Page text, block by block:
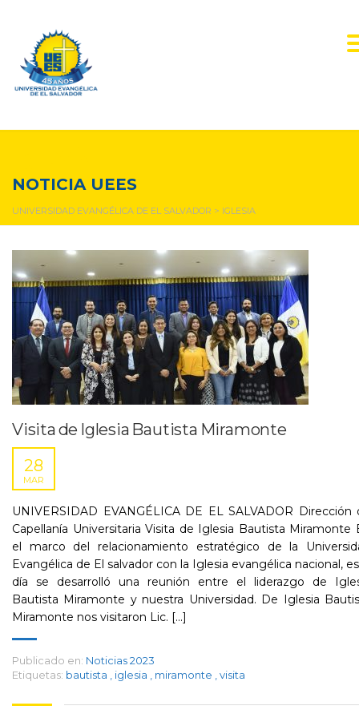
NOTICIA UEES
UNIVERSIDAD EVANGÉLICA DE EL SALVADOR > IGLESIA
Visita de Iglesia Bautista Miramonte
28
MAR
UNIVERSIDAD EVANGÉLICA DE EL SALVADOR Dirección
Capellanía Universitaria Visita de Iglesia Bautista Miramonte
el marco del relacionamiento estratégico de la
Evangélica de El salvador con la Iglesia evangélica nacional,
día se desarrolló una reunión entre el liderazgo de
Bautista Miramonte y nuestra Universidad. De Iglesia
Miramonte nos visitaron Lic. [...]
Publicado en: Noticias 2023
Etiquetas: bautista iglesia miramonte visita